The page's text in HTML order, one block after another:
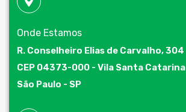
Onde Estamos
R. Conselheiro Elias de Carvalho, 304
CEP 04373-000 - Vila Santa Catarina
São Paulo - SP